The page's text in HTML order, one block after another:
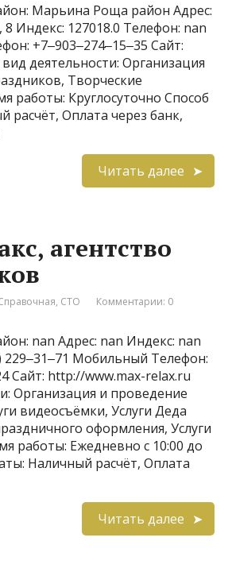
Марьина Роща район Адрес:
8 Индекс: 127018.0 Телефон: nan
+7‒903‒274‒15‒35 Сайт:
деятельности: Организация
Творческие
работы: Круглосуточно Способ
расчёт, Оплата через банк,
Читать далее
агентство
, СТО Комментарии: 0
nan Адрес: nan Индекс: nan
229‒31‒71 Мобильный Телефон:
Сайт: http://www.max-relax.ru
Организация и проведение
видеосъёмки, Услуги Деда
оформления, Услуги
работы: Ежедневно с 10:00 до
Наличный расчёт, Оплата
Читать далее